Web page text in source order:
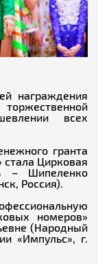
награждения
всех
гранта
стала Цирковая
– Шипеленко
Россия).
номеров»
(Народный
«Импульс», г.